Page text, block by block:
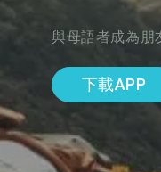
與母語者成為朋
下載APP